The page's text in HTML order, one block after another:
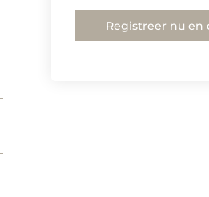
Registreer nu en